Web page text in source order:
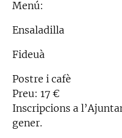
Menú:
Ensaladilla
Fideuà
Postre i cafè
Preu: 17 €
Inscripcions a
gener.